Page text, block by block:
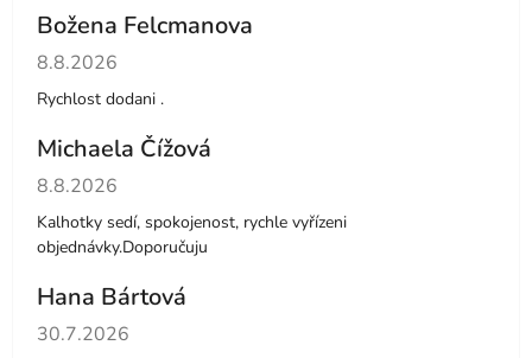
Božena Felcmanova
Hodnocení obchodu je 5 z 5 hvězdiček.
8.8.2026
Rychlost dodani .
Michaela Čížová
Hodnocení obchodu je 5 z 5 hvězdiček.
8.8.2026
Kalhotky sedí, spokojenost, rychle vyřízeni
objednávky.Doporučuju
Hana Bártová
Hodnocení obchodu je 4 z 5 hvězdiček.
30.7.2026